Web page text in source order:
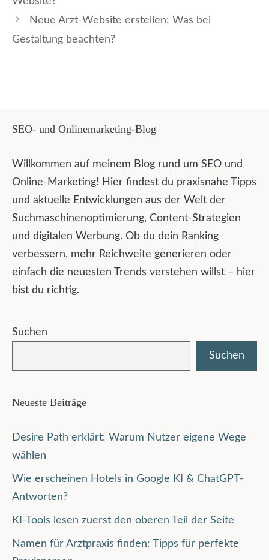
Neue Arzt-Website erstellen: Was bei
Gestaltung beachten?
SEO- und Onlinemarketing-Blog
Willkommen auf meinem Blog rund um SEO und
Online-Marketing! Hier findest du praxisnahe Tipps
und aktuelle Entwicklungen aus der Welt der
Suchmaschinenoptimierung, Content-Strategien
und digitalen Werbung. Ob du dein Ranking
verbessern, mehr Reichweite generieren oder
einfach die neuesten Trends verstehen willst – hier
bist du richtig.
Suchen
Suchen
Neueste Beiträge
Desire Path erklärt: Warum Nutzer eigene Wege
wählen
Wie erscheinen Hotels in Google KI & ChatGPT-
Antworten?
KI-Tools lesen zuerst den oberen Teil der Seite
Namen für Arztpraxis finden: Tipps für perfekte